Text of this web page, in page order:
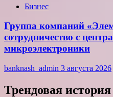
Бизнес
Группа компаний
сотрудничество с
микроэлектроники
banknash_admin 3 августа 2026
Трендовая история